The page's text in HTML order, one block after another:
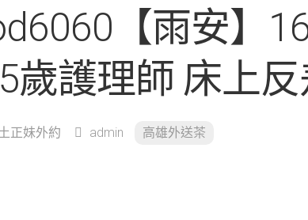
【雨安】
歲護理師 床上
正妹外約 admin 高雄外送茶